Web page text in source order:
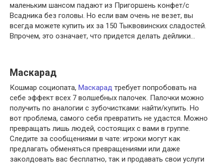
маленьким шансом падают из Пригоршень конфет/с
Всадника без головы. Но если вам очень не везет, вы
всегда можете купить их за 150 Тыквовинских сладостей.
Впрочем, это означает, что придется делать дейлики…
Маскарад
Кошмар социопата, Маскарад требует попробовать на
себе эффект всех 7 волшебных палочек. Палочки можно
получить по аналогии с зубочистками: найти/купить. Но
вот проблема, самого себя превратить не удастся. Можно
превращать лишь людей, состоящих с вами в группе.
Следите за сообщениями в чате: игроки могут как
предлагать обменяться превращениями или даже
заколдовать вас бесплатно, так и продавать свои услуги